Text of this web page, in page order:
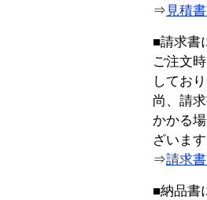
⇒ 見積
■請求書
ご注文
しており
尚、請
かかる
ざいます
⇒請求
■納品書